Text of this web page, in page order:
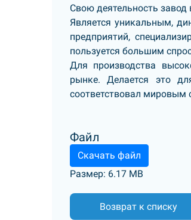
Свою деятельность завод
Является уникальным,
предприятий,
пользуется большим
Для производства
рынке. Делается это
соответствовал мировым
Файл
Скачать файл
Размер: 6.17 MB
Возврат к списку